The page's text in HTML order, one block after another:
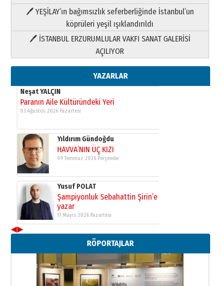
🖊 YEŞİLAY’ın bağımsızlık seferberliğinde İstanbul’un
köprüleri yeşil ışıklandırıldı
🖊 İSTANBUL ERZURUMLULAR VAKFI SANAT GALERİSİ
AÇILIYOR
YAZARLAR
HAVVA’NIN ÜÇ KIZI
09 Temmuz 2026 Perşembe
Yusuf POLAT
Şampiyonluk Sebahattin Şirin’e
11 Mayıs 2026 Pazartesi
Neşat YALÇIN
Paranın Aile Kültüründeki Yeri
03 Ağustos 2026 Pazartesi
Yıldırım Gündoğdu
HAVVA’NIN ÜÇ KIZI
09 Temmuz 2026 Perşembe
Yusuf POLAT
Şampiyonluk Sebahattin Şirin’e
yazar
11 Mayıs 2026 Pazartesi
Neşat YALÇIN
Paranın Aile Kültüründeki Yeri
03 Ağustos 2026 Pazartesi
Yıldırım Gündoğdu
◀▶
RÖPORTAJLAR